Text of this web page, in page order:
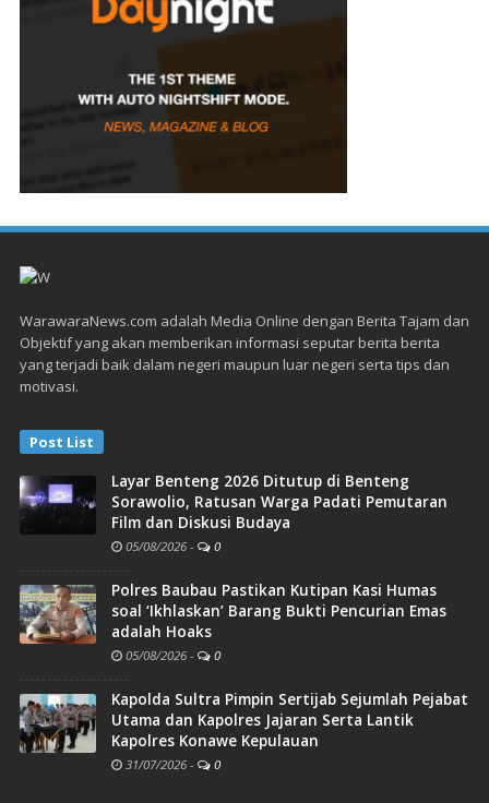
WarawaraNews.com adalah Media Online dengan Berita Tajam dan
Objektif yang akan memberikan informasi seputar berita berita
yang terjadi baik dalam negeri maupun luar negeri serta tips dan
motivasi.
Post List
Layar Benteng 2026 Ditutup di Benteng
Sorawolio, Ratusan Warga Padati Pemutaran
Film dan Diskusi Budaya
05/08/2026 - 0
Polres Baubau Pastikan Kutipan Kasi Humas
soal ‘Ikhlaskan’ Barang Bukti Pencurian Emas
adalah Hoaks
05/08/2026 - 0
Kapolda Sultra Pimpin Sertijab Sejumlah Pejabat
Utama dan Kapolres Jajaran Serta Lantik
Kapolres Konawe Kepulauan
31/07/2026 - 0